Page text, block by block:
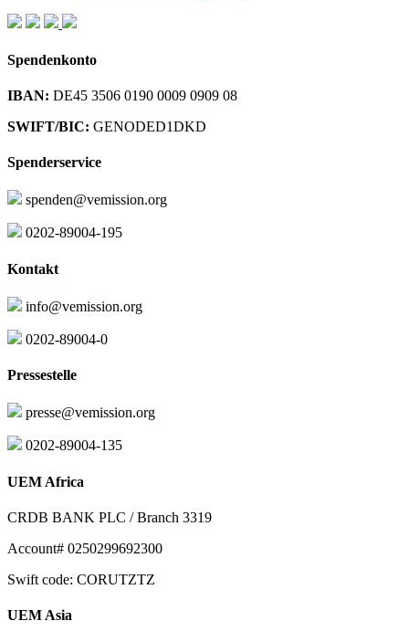
Spendenkonto
IBAN: DE45 3506 0190 0009 0909 08
SWIFT/BIC: GENODED1DKD
Spenderservice
spenden@vemission.org
0202-89004-195
Kontakt
info@vemission.org
0202-89004-0
Pressestelle
presse@vemission.org
0202-89004-135
UEM Africa
CRDB BANK PLC / Branch 3319
Account# 0250299692300
Swift code: CORUTZTZ
UEM Asia